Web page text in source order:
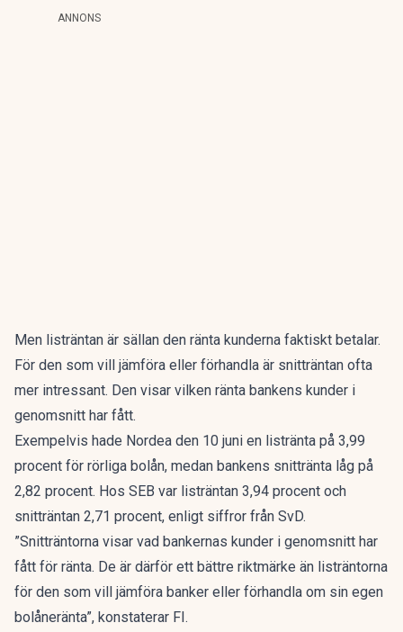
ANNONS
Men listräntan är sällan den ränta kunderna faktiskt betalar.
För den som vill jämföra eller förhandla är snitträntan ofta
mer intressant. Den visar vilken ränta bankens kunder i
genomsnitt har fått.
Exempelvis hade Nordea den 10 juni en listränta på 3,99
procent för rörliga bolån, medan bankens snittränta låg på
2,82 procent. Hos SEB var listräntan 3,94 procent och
snitträntan 2,71 procent, enligt siffror från SvD.
”Snitträntorna visar vad bankernas kunder i genomsnitt har
fått för ränta. De är därför ett bättre riktmärke än listräntorna
för den som vill jämföra banker eller förhandla om sin egen
bolåneränta”, konstaterar FI.